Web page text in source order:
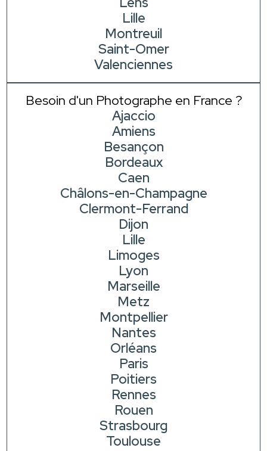
Lille
Montreuil
Saint-Omer
Valenciennes
Besoin d'un Photographe en France ?
Ajaccio
Amiens
Besançon
Bordeaux
Caen
Châlons-en-Champagne
Clermont-Ferrand
Dijon
Lille
Limoges
Lyon
Marseille
Metz
Montpellier
Nantes
Orléans
Paris
Poitiers
Rennes
Rouen
Strasbourg
Toulouse